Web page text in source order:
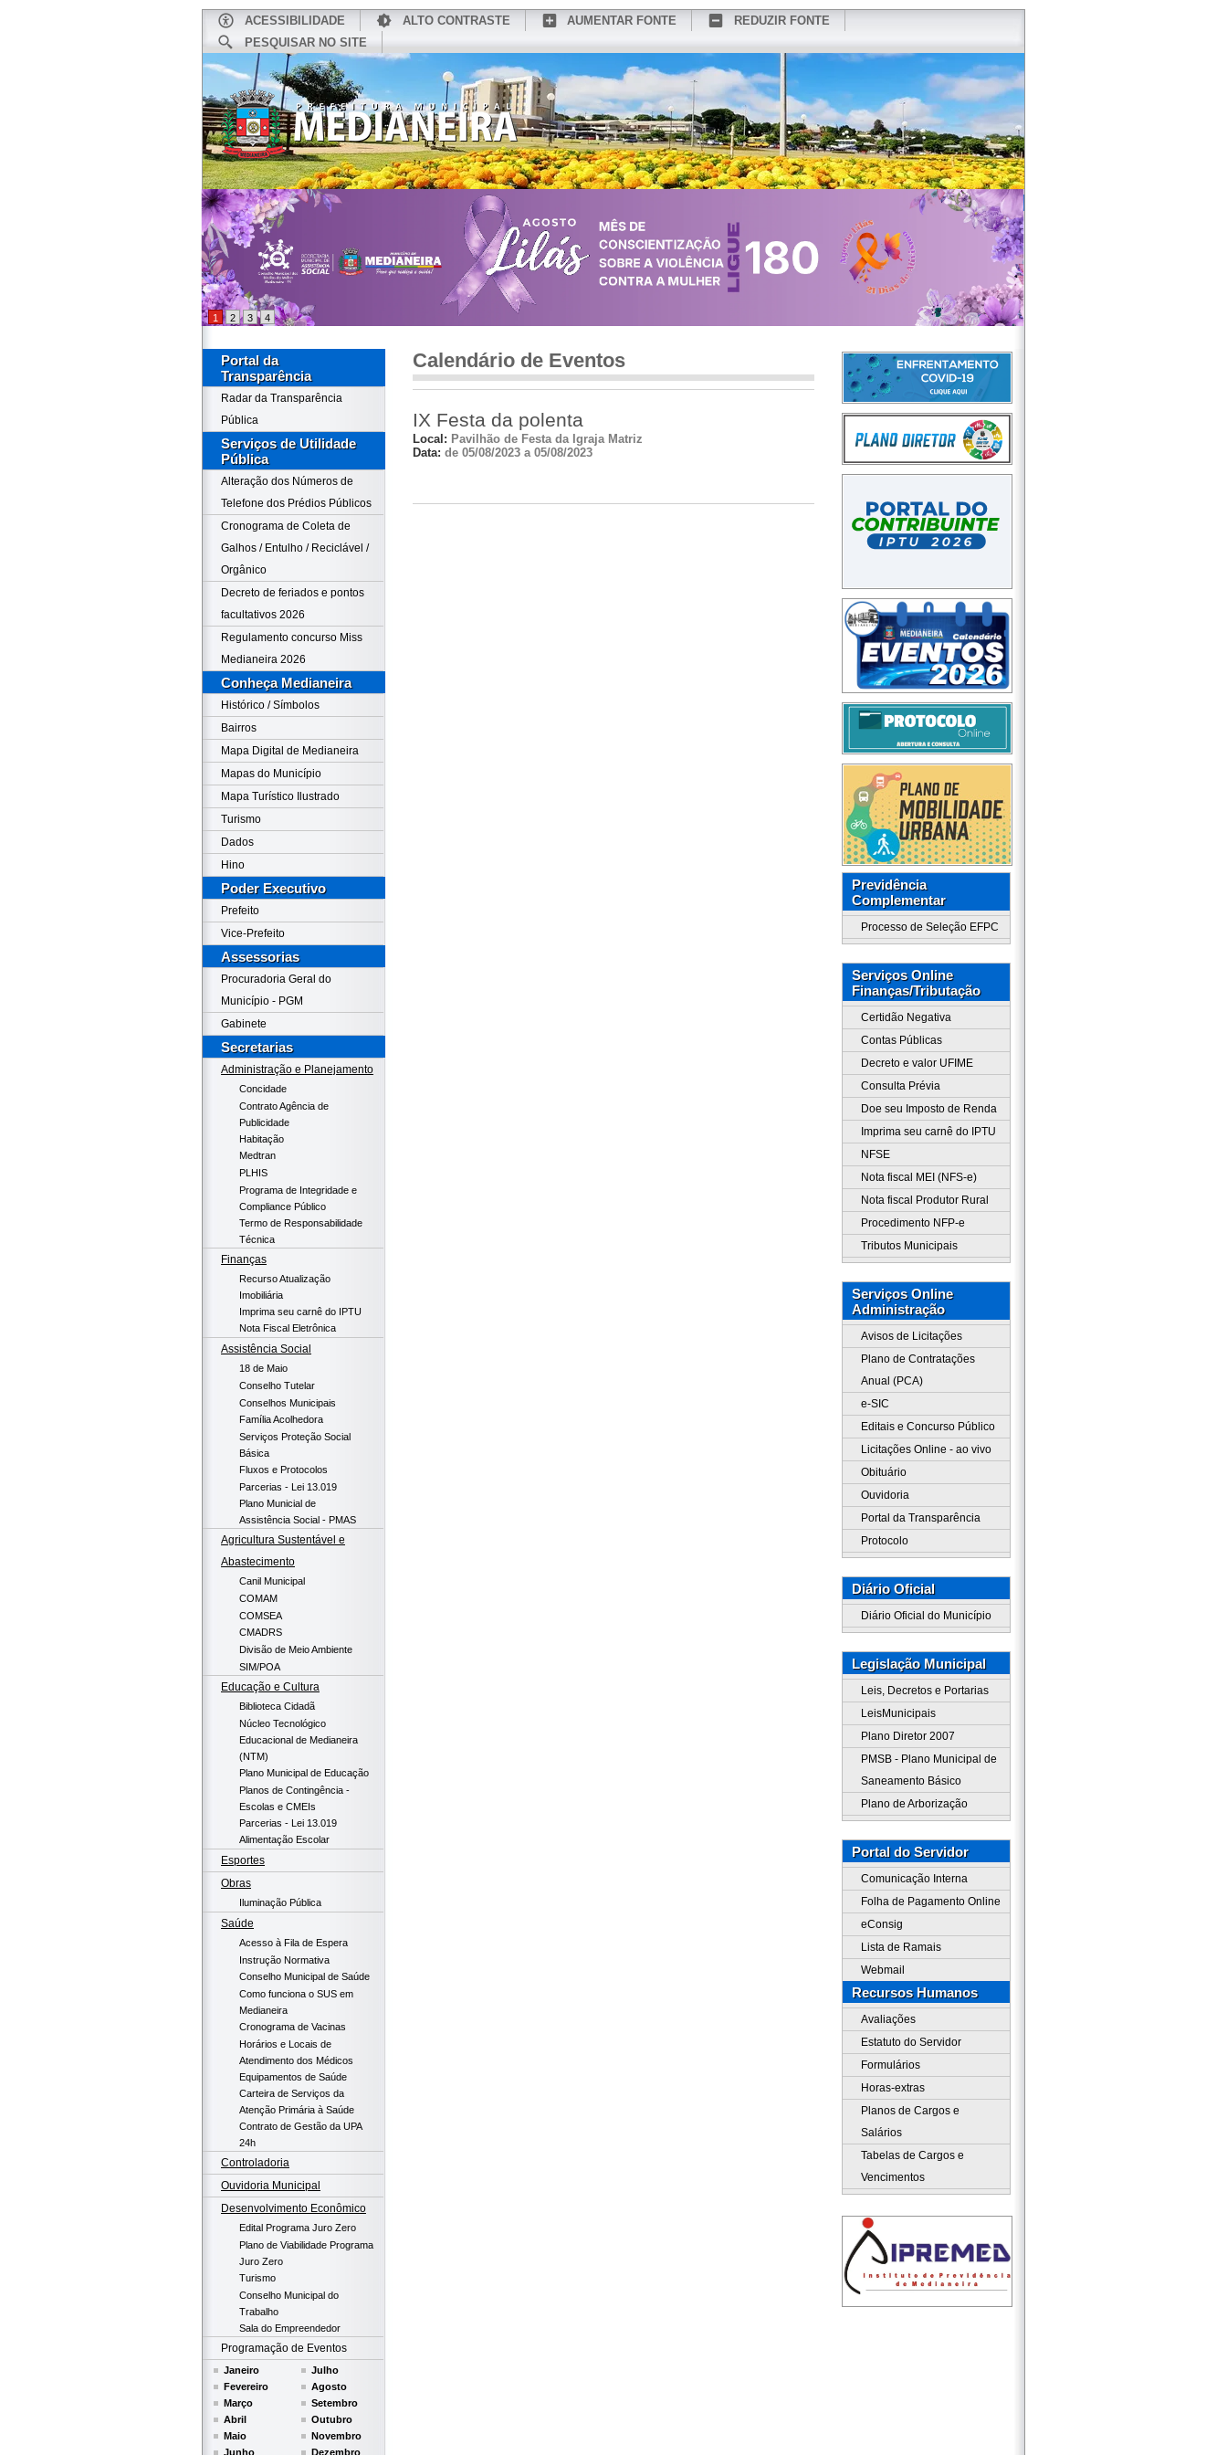
ACESSIBILIDADE ALTO CONTRASTE AUMENTAR FONTE
REDUZIR FONTE
PESQUISAR NO SITE
CONHEÇA MEDIANEIRA REDES SOCIAIS WEBMAIL
1 2 3 4
Portal da
Transparência
Radar da Transparência
Pública
Serviços de Utilidade
Pública
Alteração dos Números de
Telefone dos Prédios Públicos
Cronograma de Coleta de
Galhos / Entulho / Reciclável /
Orgânico
Decreto de feriados e pontos
facultativos 2026
Regulamento concurso Miss
Medianeira 2026
Conheça Medianeira
Histórico / Símbolos
Bairros
Mapa Digital de Medianeira
Mapas do Município
Mapa Turístico Ilustrado
Turismo
Dados
Hino
Poder Executivo
Prefeito
Vice-Prefeito
Assessorias
Procuradoria Geral do
Município - PGM
Gabinete
Secretarias
Administração e Planejamento
Concidade
Contrato Agência de
Publicidade
Habitação
Medtran
PLHIS
Programa de Integridade e
Compliance Público
Termo de Responsabilidade
Técnica
Finanças
Recurso Atualização
Imobiliária
Imprima seu carnê do IPTU
Nota Fiscal Eletrônica
Assistência Social
18 de Maio
Conselho Tutelar
Conselhos Municipais
Família Acolhedora
Serviços Proteção Social
Básica
Fluxos e Protocolos
Parcerias - Lei 13.019
Plano Municial de
Assistência Social - PMAS
Agricultura Sustentável e
Abastecimento
Canil Municipal
COMAM
COMSEA
CMADRS
Divisão de Meio Ambiente
SIM/POA
Educação e Cultura
Biblioteca Cidadã
Núcleo Tecnológico
Educacional de Medianeira
(NTM)
Plano Municipal de Educação
Planos de Contingência -
Escolas e CMEIs
Parcerias - Lei 13.019
Alimentação Escolar
Esportes
Obras
Iluminação Pública
Saúde
Acesso à Fila de Espera
Instrução Normativa
Conselho Municipal de Saúde
Como funciona o SUS em
Medianeira
Cronograma de Vacinas
Horários e Locais de
Atendimento dos Médicos
Equipamentos de Saúde
Carteira de Serviços da
Atenção Primária à Saúde
Contrato de Gestão da UPA
24h
Controladoria
Ouvidoria Municipal
Desenvolvimento Econômico
Edital Programa Juro Zero
Plano de Viabilidade Programa
Juro Zero
Turismo
Conselho Municipal do
Trabalho
Sala do Empreendedor
Programação de Eventos
Janeiro
Fevereiro
Março
Abril
Maio
Junho
Julho
Agosto
Setembro
Outubro
Novembro
Dezembro
Calendário de Eventos
IX Festa da polenta
Local: Pavilhão de Festa da Igraja Matriz
Data: de 05/08/2023 a 05/08/2023
Previdência
Complementar
Processo de Seleção EFPC
Serviços Online
Finanças/Tributação
Certidão Negativa
Contas Públicas
Decreto e valor UFIME
Consulta Prévia
Doe seu Imposto de Renda
Imprima seu carnê do IPTU
NFSE
Nota fiscal MEI (NFS-e)
Nota fiscal Produtor Rural
Procedimento NFP-e
Tributos Municipais
Serviços Online
Administração
Avisos de Licitações
Plano de Contratações
Anual (PCA)
e-SIC
Editais e Concurso Público
Licitações Online - ao vivo
Obituário
Ouvidoria
Portal da Transparência
Protocolo
Diário Oficial
Diário Oficial do Município
Legislação Municipal
Leis, Decretos e Portarias
LeisMunicipais
Plano Diretor 2007
PMSB - Plano Municipal de
Saneamento Básico
Plano de Arborização
Portal do Servidor
Comunicação Interna
Folha de Pagamento Online
eConsig
Lista de Ramais
Webmail
Recursos Humanos
Avaliações
Estatuto do Servidor
Formulários
Horas-extras
Planos de Cargos e
Salários
Tabelas de Cargos e
Vencimentos